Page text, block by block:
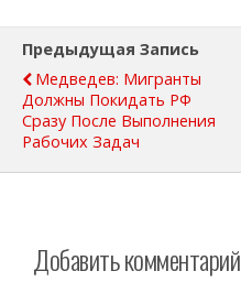
Предыдущая Запись
Медведев: Мигранты
Должны Покидать РФ
Сразу После Выполнения
Рабочих Задач
Добавить комментарий